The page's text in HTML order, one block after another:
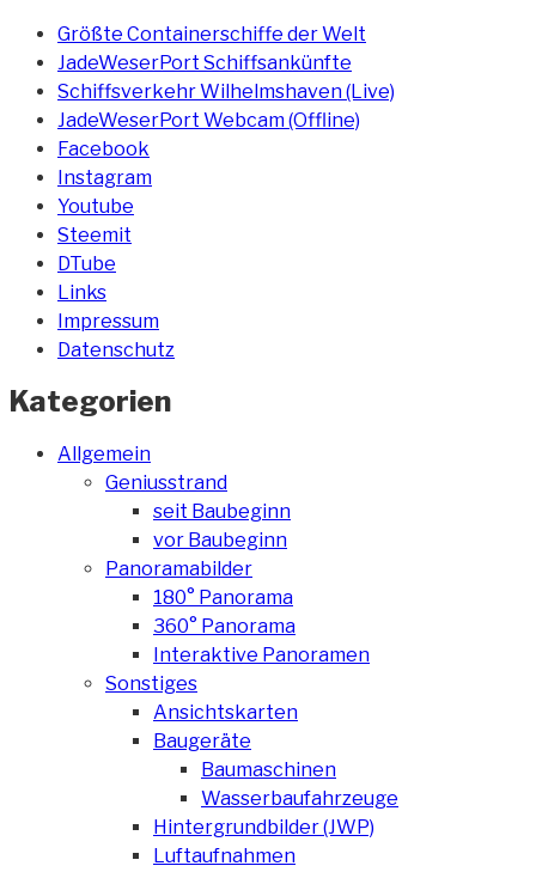
Größte Containerschiffe der Welt
JadeWeserPort Schiffsankünfte
Schiffsverkehr Wilhelmshaven (Live)
JadeWeserPort Webcam (Offline)
Facebook
Instagram
Youtube
Steemit
DTube
Links
Impressum
Datenschutz
Kategorien
Allgemein
Geniusstrand
seit Baubeginn
vor Baubeginn
Panoramabilder
180° Panorama
360° Panorama
Interaktive Panoramen
Sonstiges
Ansichtskarten
Baugeräte
Baumaschinen
Wasserbaufahrzeuge
Hintergrundbilder (JWP)
Luftaufnahmen